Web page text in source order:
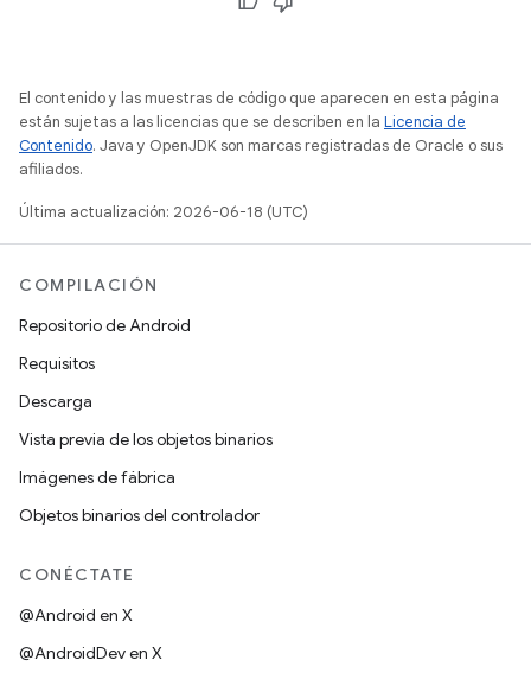
El contenido y las muestras de código que aparecen en esta página
están sujetas a las licencias que se describen en la Licencia de
Contenido. Java y OpenJDK son marcas registradas de Oracle o sus
afiliados.
Última actualización: 2026-06-18 (UTC)
COMPILACIÓN
Repositorio de Android
Requisitos
Descarga
Vista previa de los objetos binarios
Imágenes de fábrica
Objetos binarios del controlador
CONÉCTATE
@Android en X
@AndroidDev en X